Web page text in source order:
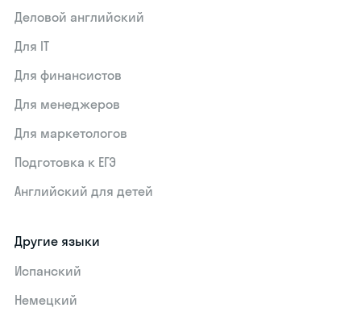
Деловой английский
Для IT
Для финансистов
Для менеджеров
Для маркетологов
Подготовка к ЕГЭ
Английский для детей
Другие языки
Испанский
Немецкий